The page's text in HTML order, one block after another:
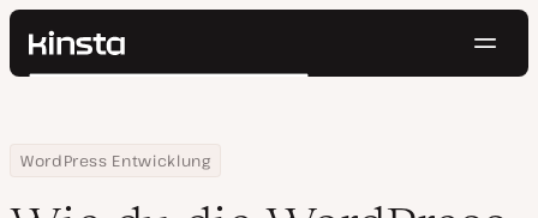
Kinsta®
Preise
Suchen
Home
Ressourcen Center
WordPress Entwicklung
Wie du die WordPress-API für Innovationen im Bereich